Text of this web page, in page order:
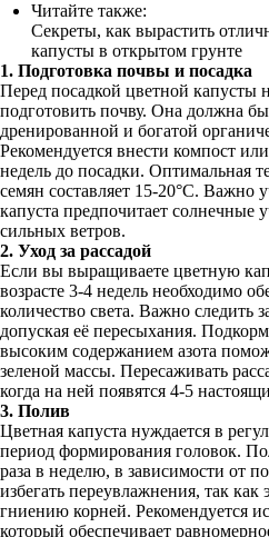
Читайте также:
Секреты, как вырастить
капусты в открытом грунте
1. Подготовка почвы и посадка
Перед посадкой цветной капусты
подготовить почву. Она должна
дренированной и богатой
Рекомендуется внести компост
недель до посадки. Оптимальная
семян составляет 15-20°C. Важно
капуста предпочитает солнечные
сильных ветров.
2. Уход за рассадой
Если вы выращиваете цветную
возрасте 3-4 недель необходимо
количество света. Важно следить
допуская её пересыхания.
высоким содержанием азота
зеленой массы. Пересаживать
когда на ней появятся 4-5
3. Полив
Цветная капуста нуждается в
период формирования головок.
раза в неделю, в зависимости от
избегать переувлажнения, так
гниению корней. Рекомендуется
который обеспечивает